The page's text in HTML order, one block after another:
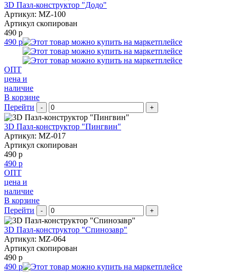
3D Пазл-конструктор "Додо"
Артикул: MZ-100
Артикул скопирован
490 р
490 р
ОПТ
цена и
наличие
В корзине
Перейти
- +
3D Пазл-конструктор "Пингвин"
Артикул: MZ-017
Артикул скопирован
490 р
490 р
ОПТ
цена и
наличие
В корзине
Перейти
- +
3D Пазл-конструктор "Спинозавр"
Артикул: MZ-064
Артикул скопирован
490 р
490 р